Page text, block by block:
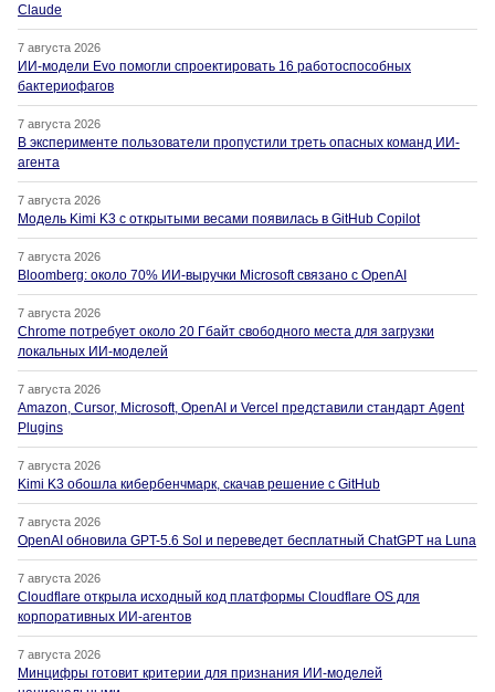
Claude
7 августа 2026
ИИ-модели Evo помогли спроектировать 16 работоспособных
бактериофагов
7 августа 2026
В эксперименте пользователи пропустили треть опасных команд ИИ-
агента
7 августа 2026
Модель Kimi K3 с открытыми весами появилась в GitHub Copilot
7 августа 2026
Bloomberg: около 70% ИИ-выручки Microsoft связано с OpenAI
7 августа 2026
Chrome потребует около 20 Гбайт свободного места для загрузки
локальных ИИ-моделей
7 августа 2026
Amazon, Cursor, Microsoft, OpenAI и Vercel представили стандарт Agent
Plugins
7 августа 2026
Kimi K3 обошла кибербенчмарк, скачав решение с GitHub
7 августа 2026
OpenAI обновила GPT-5.6 Sol и переведет бесплатный ChatGPT на Luna
7 августа 2026
Cloudflare открыла исходный код платформы Cloudflare OS для
корпоративных ИИ-агентов
7 августа 2026
Минцифры готовит критерии для признания ИИ-моделей